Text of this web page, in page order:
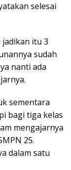
selesai
itu 3
sudah
nanti ada
sementara
bagi tiga kelas
mengajarnya
25.
dalam satu